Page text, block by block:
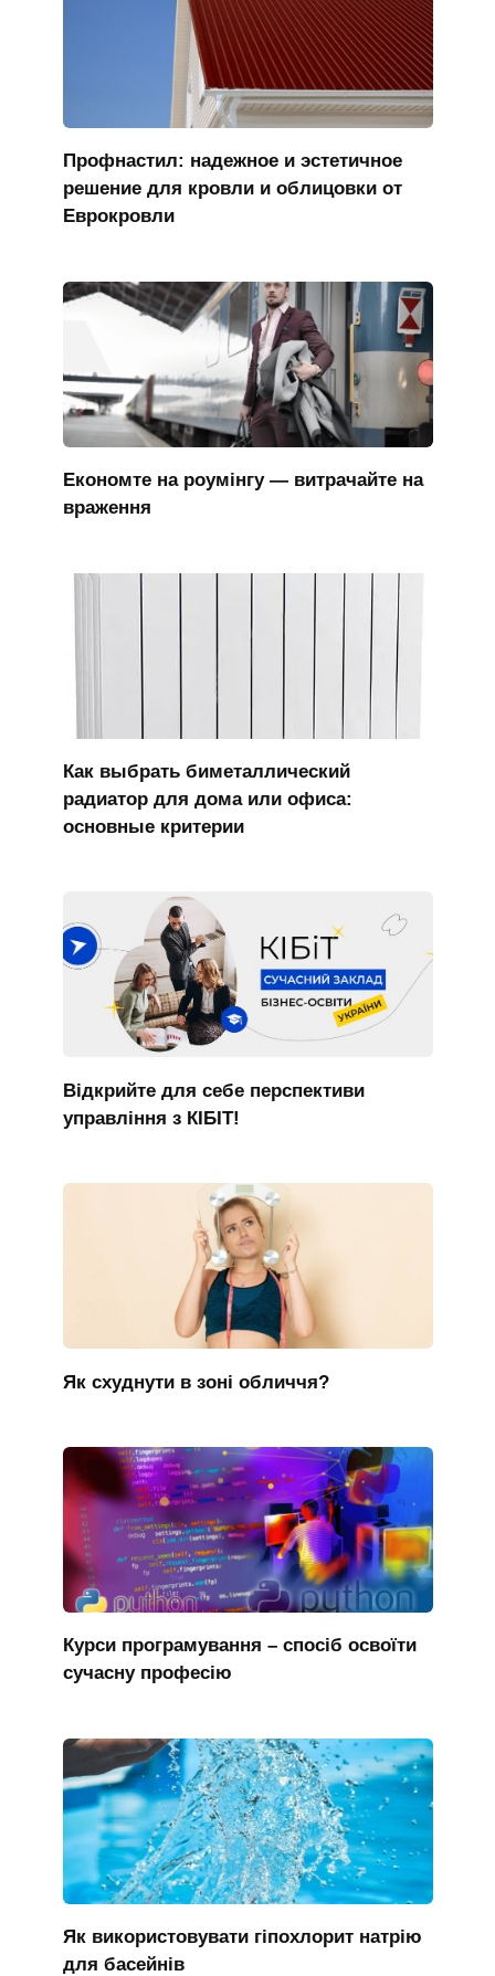
Профнастил: надежное и эстетичное
решение для кровли и облицовки от
Еврокровли
Економте на роумінгу — витрачайте на
враження
Как выбрать биметаллический
радиатор для дома или офиса:
основные критерии
Відкрийте для себе перспективи
управління з КІБІТ!
Як схуднути в зоні обличчя?
Курси програмування – спосіб освоїти
сучасну професію
Як використовувати гіпохлорит натрію
для басейнів